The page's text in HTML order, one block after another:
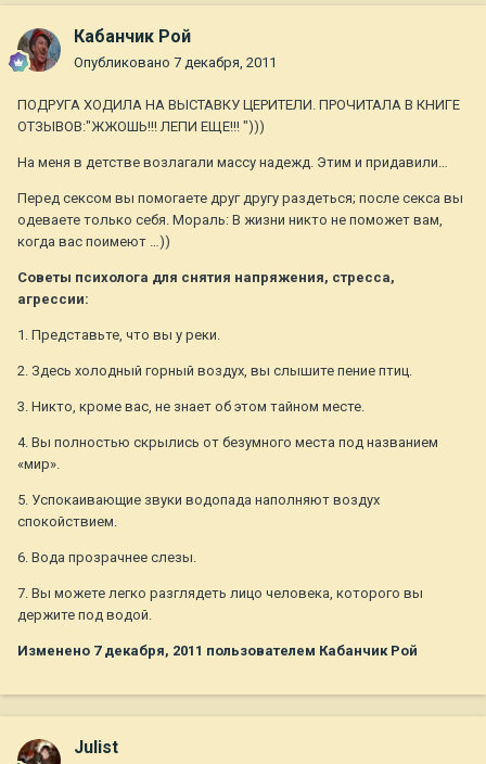
Кабанчик Рой
Опубликовано 7 декабря, 2011
ПОДРУГА ХОДИЛА НА ВЫСТАВКУ ЦЕРИТЕЛИ. ПРОЧИТАЛА В КНИГЕ
ОТЗЫВОВ:"ЖЖОШЬ!!! ЛЕПИ ЕЩЕ!!! ")))
На меня в детстве возлагали массу надежд. Этим и придавили…
Перед сексом вы помогаете друг другу раздеться; после сексa вы
одеваете только себя. Мораль: В жизни никто не поможет вам,
когда вас поимеют …))
Cоветы психолога для снятия напряжения, стресса,
агрессии:
1. Представьте, что вы у реки.
2. Здесь холодный горный воздух, вы слышите пение птиц.
3. Никто, кроме вас, не знает об этом тайном месте.
4. Вы полностью скрылись от безумного места под названием
«мир».
5. Успокаивающие звуки водопада наполняют воздух
спокойствием.
6. Вода прозрачнее слезы.
7. Вы можете легко разглядеть лицо человека, которого вы
держите под водой.
Изменено 7 декабря, 2011 пользователем Кабанчик Рой
Julist